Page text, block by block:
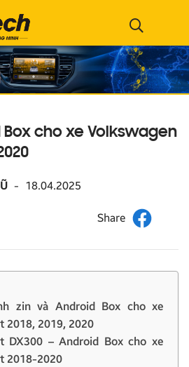
Box cho xe Volkswagen
- 18.04.2025
zin và Android Box cho xe
2018, 2019, 2020
DX300 – Android Box cho xe
2018-2020